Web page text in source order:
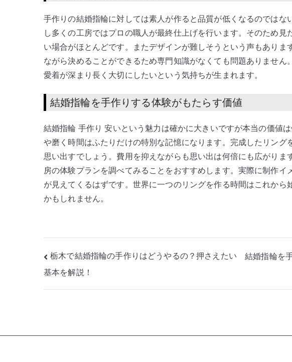
手作りの結婚指輪に対しては素人が作ると品質が低くなるのでは
し多くの工房ではプロの職人が最終仕上げを行います。そのため
い場合がほとんどです。またデザインが難しそうという声もありま
ながら決めることができるため専門知識がなくても問題ありませ
愛着が深まり長く大切にしたいという気持ちが生まれます。
結婚指輪を手作りする体験がもたらす価値
結婚指輪 手作り 安いという魅力は確かに大きいですが本当の価値
や磨く時間はふたりだけの特別な記憶になります。完成したリング
思い出すでしょう。費用を抑えながらも思い出は何倍にも広がりま
房の体験プランを調べてみることをおすすめします。実際に制作
が見えてくるはずです。世界に一つのリングを作る時間はこれから
かもしれません。
投
稿
ナ
ビ
シ
栃木で結婚指輪の手作りはどうやるの？押さえたい
基本を解説！
結婚指輪を